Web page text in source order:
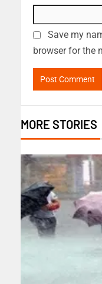
Save my
browser for the
MORE STORIES